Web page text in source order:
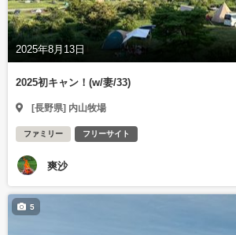
2025年8月13日
2025初キャン！(w/妻/33)
[長野県] 内山牧場
ファミリー フリーサイト
爽沙
5